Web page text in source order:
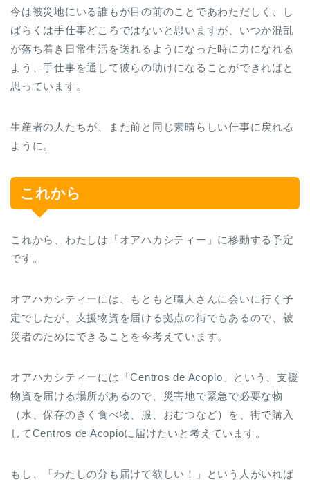
今は被災地にいる誰もが目の前のことであわただしく、し
ばらくは手仕事どころではないと思いますが、いつか混乱
が落ち着き日常生活を送れるようになった時に力になれる
よう、手仕事を通して彼らの助けになることができればと
思っています。
生産者の人たちが、また前と同じ素晴らしい仕事に戻れる
ように。
これから
これから、わたしは「オアハカシティー」に移動する予定
です。
オアハカシティーには、もともと職人さんに会いに行く予
定でしたが、支援物資を届ける拠点の街でもあるので、被
災者のためにできることを今考えています。
オアハカシティーには「Centros de Acopio」という、支援
物資を届ける場所があるので、災害地で緊急で必要な物
（水、保存のきく食べ物、服、おむつなど）を、街で購入
してCentros de Acopioに届けたいと考えています。
もし、「わたしの分も届けて欲しい！」という人がいれば